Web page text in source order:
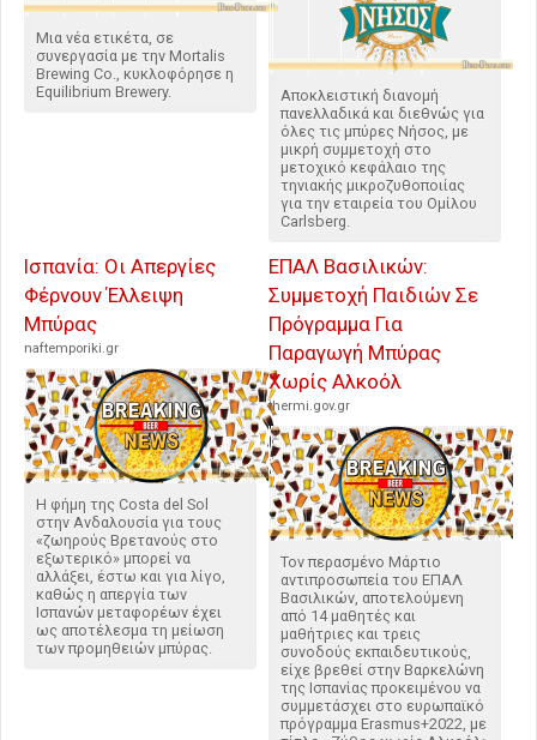
Μια νέα ετικέτα, σε
συνεργασία με την Mortalis
Brewing Co., κυκλοφόρησε η
Equilibrium Brewery.
Αποκλειστική διανομή
πανελλαδικά και διεθνώς για
όλες τις μπύρες Νήσος, με
μικρή συμμετοχή στο
μετοχικό κεφάλαιο της
τηνιακής μικροζυθοποιίας
για την εταιρεία του Ομίλου
Carlsberg.
Ισπανία: Οι Απεργίες
Φέρνουν Έλλειψη
Μπύρας
naftemporiki.gr
Η φήμη της Costa del Sol
στην Ανδαλουσία για τους
«ζωηρούς Βρετανούς στο
εξωτερικό» μπορεί να
αλλάξει, έστω και για λίγο,
καθώς η απεργία των
Ισπανών μεταφορέων έχει
ως αποτέλεσμα τη μείωση
των προμηθειών μπύρας.
ΕΠΑΛ Βασιλικών:
Συμμετοχή Παιδιών Σε
Πρόγραμμα Για
Παραγωγή Μπύρας
Χωρίς Αλκοόλ
thermi.gov.gr
Τον περασμένο Μάρτιο
αντιπροσωπεία του ΕΠΑΛ
Βασιλικών, αποτελούμενη
από 14 μαθητές και
μαθήτριες και τρεις
συνοδούς εκπαιδευτικούς,
είχε βρεθεί στην Βαρκελώνη
της Ισπανίας προκειμένου να
συμμετάσχει στο ευρωπαϊκό
πρόγραμμα Erasmus+2022, με